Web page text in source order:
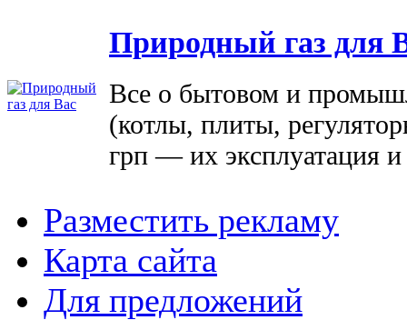
Природный газ для
Все о бытовом и
(котлы, плиты,
грп — их эксплуатация
Разместить рекламу
Карта сайта
Для предложений